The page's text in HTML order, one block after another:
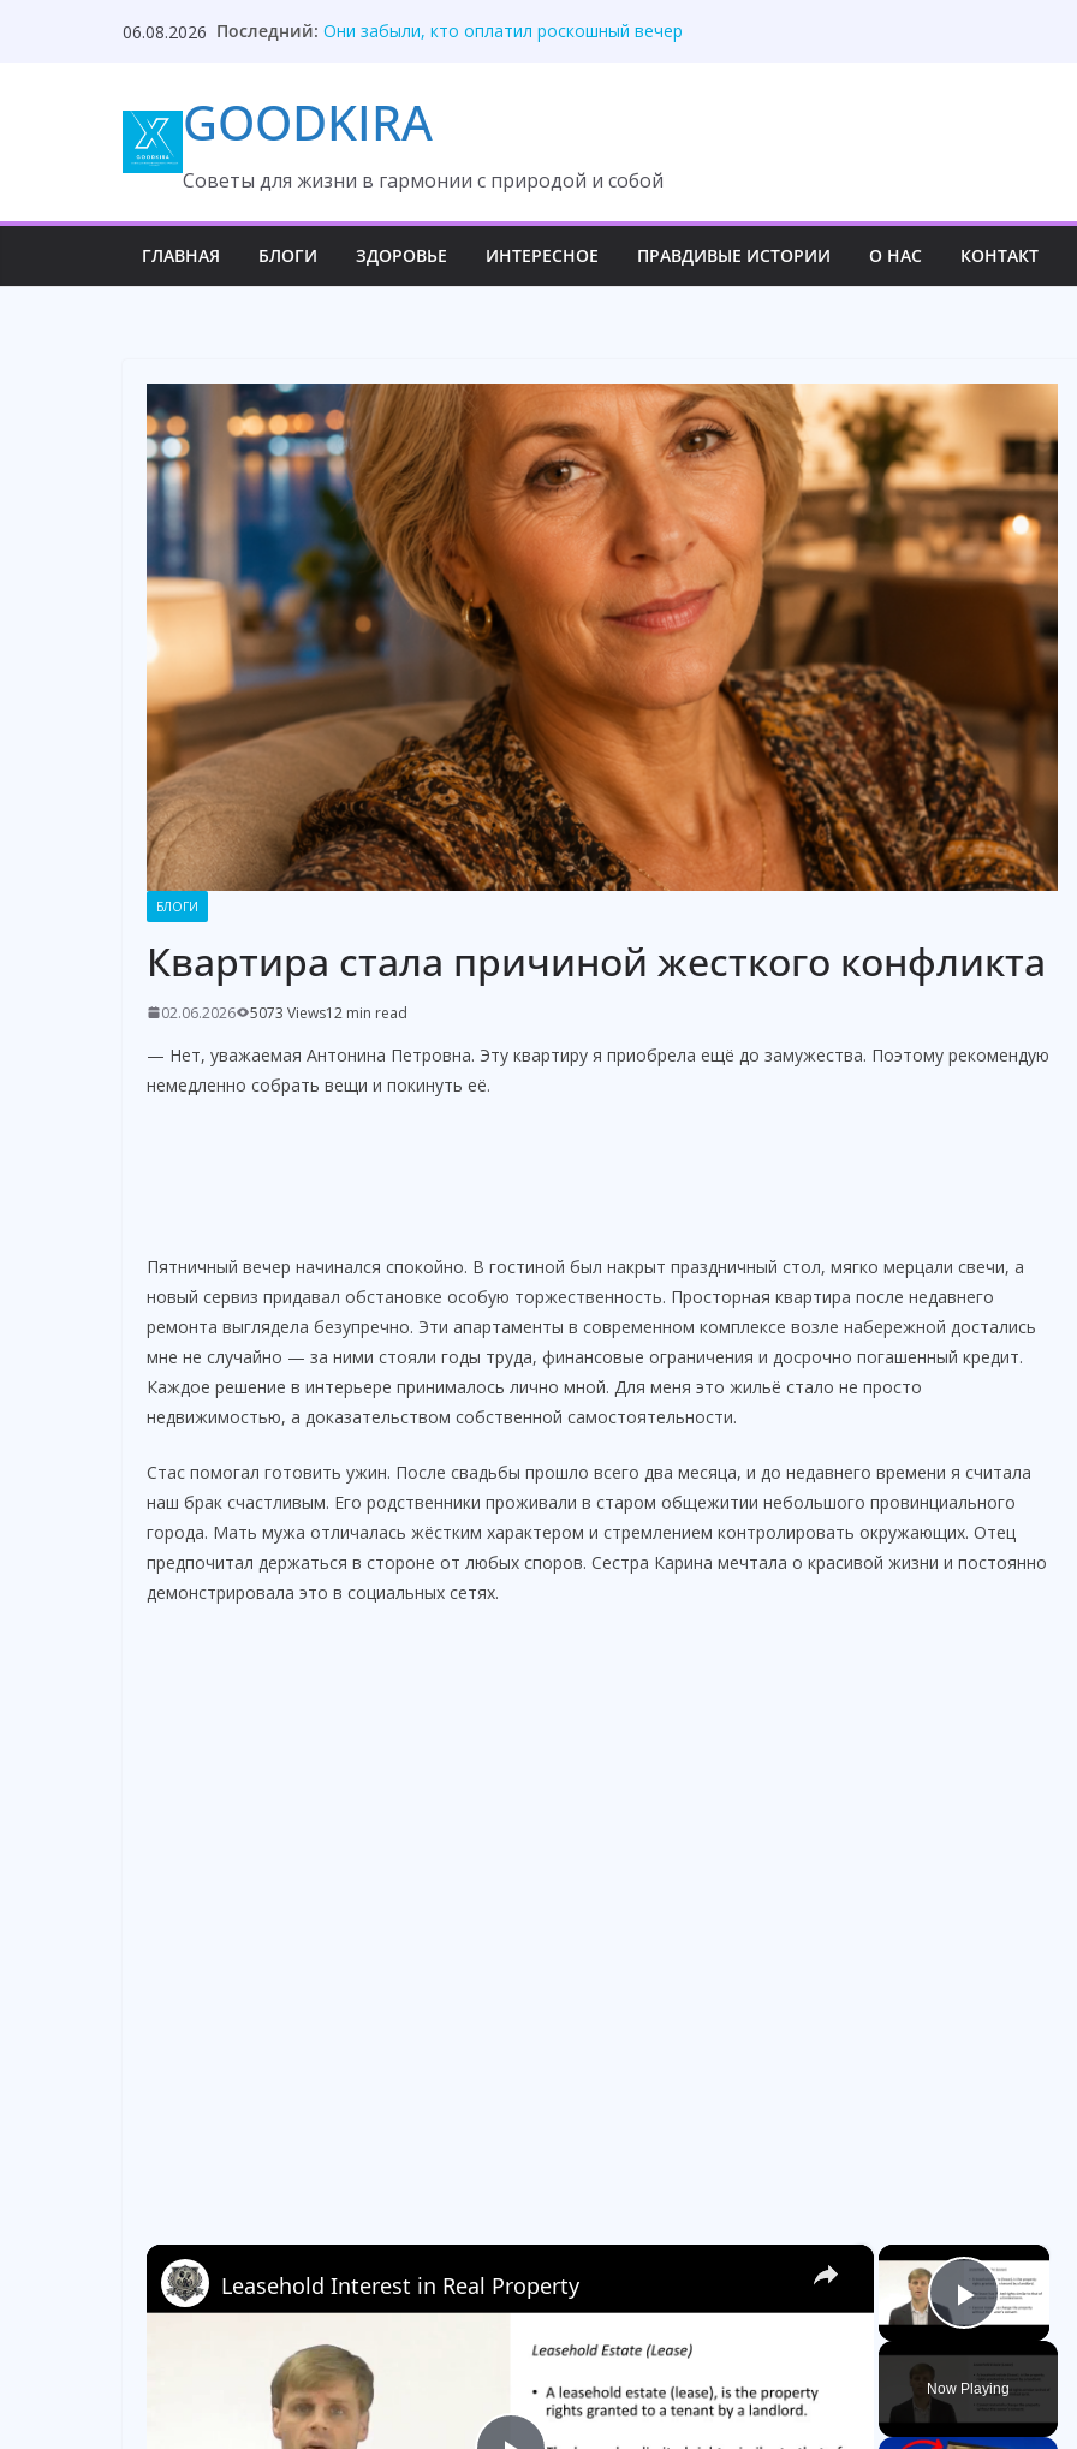
06.08.2026 Последний:
Твой приблудыш не получит с наследства ни
Они забыли, кто оплатил роскошный вечер
После унижения невестка изменила свою жизнь
GOODKIRA
Cоветы для жизни в гармонии с природой и собой
ГЛАВНАЯ БЛОГИ ЗДОРОВЬЕ ИНТЕРЕСНОЕ ПРАВДИВЫЕ ИСТОРИИ О НАС КОНТАКТ
БЛОГИ
Квартира стала причиной жесткого конфликта
02.06.2026 5073 Views12 min read
— Нет, уважаемая Антонина Петровна. Эту квартиру я приобрела ещё до замужества. Поэтому рекомендую
немедленно собрать вещи и покинуть её.
Пятничный вечер начинался спокойно. В гостиной был накрыт праздничный стол, мягко мерцали свечи, а
новый сервиз придавал обстановке особую торжественность. Просторная квартира после недавнего
ремонта выглядела безупречно. Эти апартаменты в современном комплексе возле набережной достались
мне не случайно — за ними стояли годы труда, финансовые ограничения и досрочно погашенный кредит.
Каждое решение в интерьере принималось лично мной. Для меня это жильё стало не просто
недвижимостью, а доказательством собственной самостоятельности.
Стас помогал готовить ужин. После свадьбы прошло всего два месяца, и до недавнего времени я считала
наш брак счастливым. Его родственники проживали в старом общежитии небольшого провинциального
города. Мать мужа отличалась жёстким характером и стремлением контролировать окружающих. Отец
предпочитал держаться в стороне от любых споров. Сестра Карина мечтала о красивой жизни и постоянно
демонстрировала это в социальных сетях.
×
Play
Now Playing
×
Leasehold Interest in Real Property